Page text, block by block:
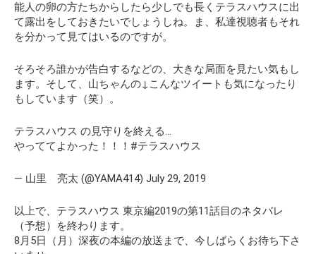
能人の卵の方たちからしたら少しでも長くテラスハウスに出
て露出をしておきたいでしょうしね。ま、私達視聴者もそれ
を分かって見てはいるのですが。
そろそろ誰かが告白するなどの、大きな局面を見たい気もし
ます。そして、山ちゃんの↓こんなツイートも気になったり
もしています（笑）。
テラスハウス の見守りを終える…
やっててよかった！！！#テラスハウス
— 山里 亮太 (@YAMA414) July 29, 2019
以上で、テラスハウス 東京編2019の第11話目のネタバレ
（予想）を終わります。
8月5日（月）深夜の本編の放送まで、今しばらくお待ち下さ